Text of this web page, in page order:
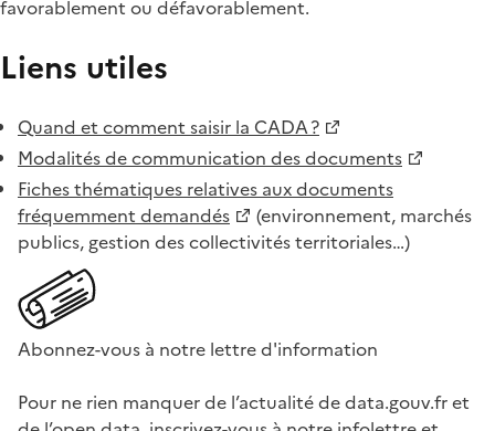
favorablement ou défavorablement.
Liens utiles
Quand et comment saisir la CADA ?
Modalités de communication des documents
Fiches thématiques relatives aux documents
fréquemment demandés
(environnement, marchés
publics, gestion des collectivités territoriales…)
Abonnez-vous à notre lettre d'information
Pour ne rien manquer de l’actualité de data.gouv.fr et